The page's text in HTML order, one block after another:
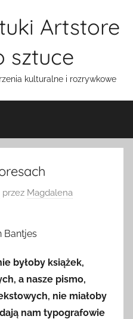
Artstore
sztuce
kulturalne i rozrywkowe
przez Magdalena
byłoby książek,
a nasze pismo,
nie miałoby
nam typografowie